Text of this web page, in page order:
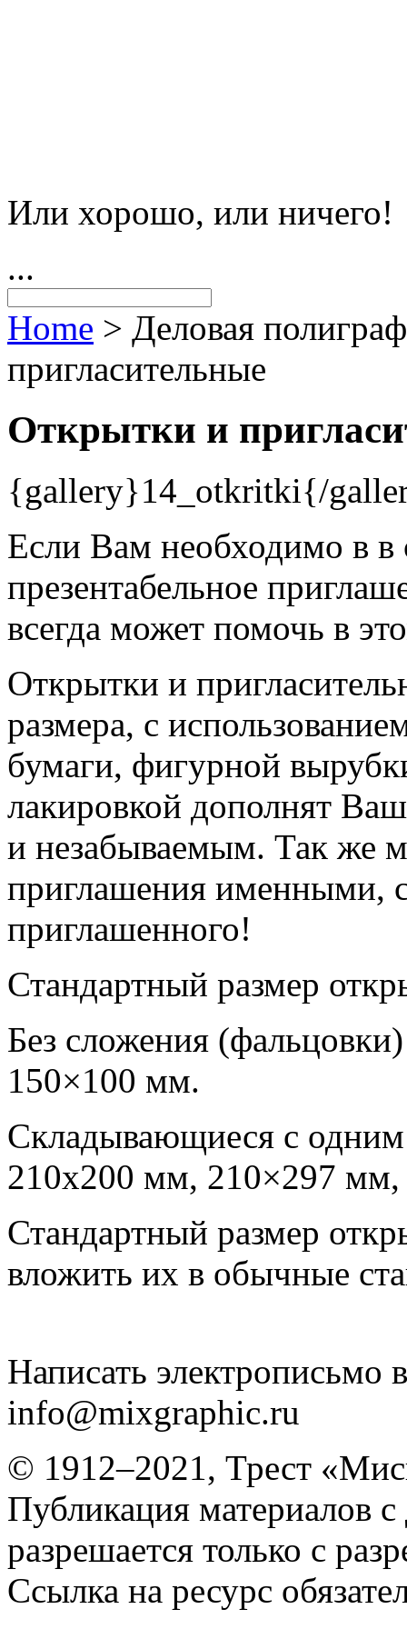
Или хорошо, или ничего!
...
Home > Деловая
пригласительные
Открытки и
{gallery}14_otkritki{/
Если Вам необходимо в в
презентабельное
всегда может помочь в
Открытки и
размера, с
бумаги, фигурной
лакировкой дополнят
и незабываемым. Так же
приглашения именными,
приглашенного!
Стандартный размер
Без сложения
150×100 мм.
Складывающиеся с
210х200 мм, 210×297
Стандартный размер
вложить их в обычные
Написать электрописьмо
info@mixgraphic.ru
© 1912–2021, Трест
Публикация материалов
разрешается только с
Ссылка на ресурс